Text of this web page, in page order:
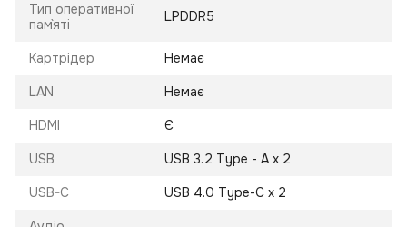
Тип оперативної
пам`яті
LPDDR5
Картрідер Немає
LAN Немає
HDMI Є
USB USB 3.2 Type - A x 2
USB-C USB 4.0 Type-C x 2